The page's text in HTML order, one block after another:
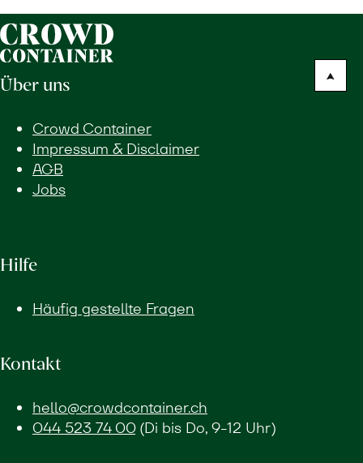
Über uns
Crowd Container
Impressum & Disclaimer
AGB
Jobs
Hilfe
Häufig gestellte Fragen
Kontakt
hello@crowdcontainer.ch
044 523 74 00(Di bis Do, 9-12 Uhr)